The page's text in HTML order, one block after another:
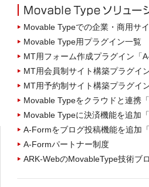
Movable Typeでの企業・商用サ
Movable Type用プラグイン一覧
MT用フォーム作成プラグイン「
MT用会員制サイト構築プラグイ
MT用予約制サイト構築プラグイ
Movable Typeをクラウドと連携
Movable Typeに決済機能を追加
A-Formをブログ投稿機能を追加
A-Formパートナー制度
ARK-WebのMovableType技術ブ